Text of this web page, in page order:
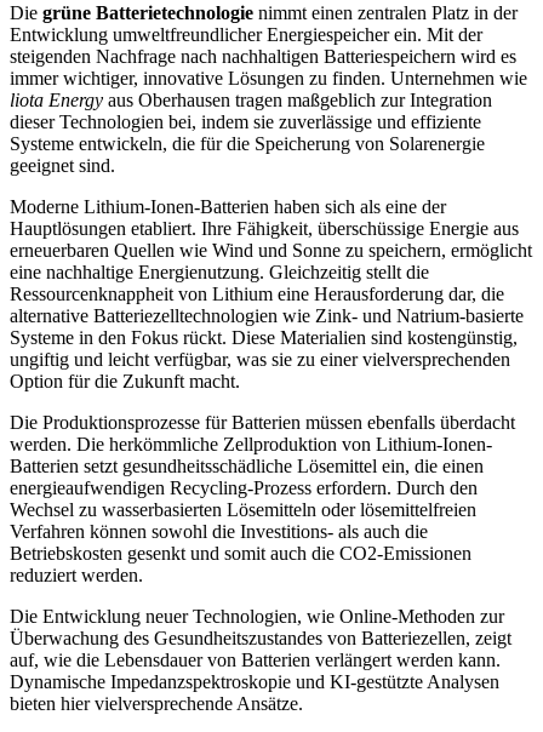
Die grüne Batterietechnologie nimmt einen zentralen Platz in der
Entwicklung umweltfreundlicher Energiespeicher ein. Mit der
steigenden Nachfrage nach nachhaltigen Batteriespeichern wird es
immer wichtiger, innovative Lösungen zu finden. Unternehmen wie
liota Energy aus Oberhausen tragen maßgeblich zur Integration
dieser Technologien bei, indem sie zuverlässige und effiziente
Systeme entwickeln, die für die Speicherung von Solarenergie
geeignet sind.
Moderne Lithium-Ionen-Batterien haben sich als eine der
Hauptlösungen etabliert. Ihre Fähigkeit, überschüssige Energie aus
erneuerbaren Quellen wie Wind und Sonne zu speichern, ermöglicht
eine nachhaltige Energienutzung. Gleichzeitig stellt die
Ressourcenknappheit von Lithium eine Herausforderung dar, die
alternative Batteriezelltechnologien wie Zink- und Natrium-basierte
Systeme in den Fokus rückt. Diese Materialien sind kostengünstig,
ungiftig und leicht verfügbar, was sie zu einer vielversprechenden
Option für die Zukunft macht.
Die Produktionsprozesse für Batterien müssen ebenfalls überdacht
werden. Die herkömmliche Zellproduktion von Lithium-Ionen-
Batterien setzt gesundheitsschädliche Lösemittel ein, die einen
energieaufwendigen Recycling-Prozess erfordern. Durch den
Wechsel zu wasserbasierten Lösemitteln oder lösemittelfreien
Verfahren können sowohl die Investitions- als auch die
Betriebskosten gesenkt und somit auch die CO2-Emissionen
reduziert werden.
Die Entwicklung neuer Technologien, wie Online-Methoden zur
Überwachung des Gesundheitszustandes von Batteriezellen, zeigt
auf, wie die Lebensdauer von Batterien verlängert werden kann.
Dynamische Impedanzspektroskopie und KI-gestützte Analysen
bieten hier vielversprechende Ansätze.